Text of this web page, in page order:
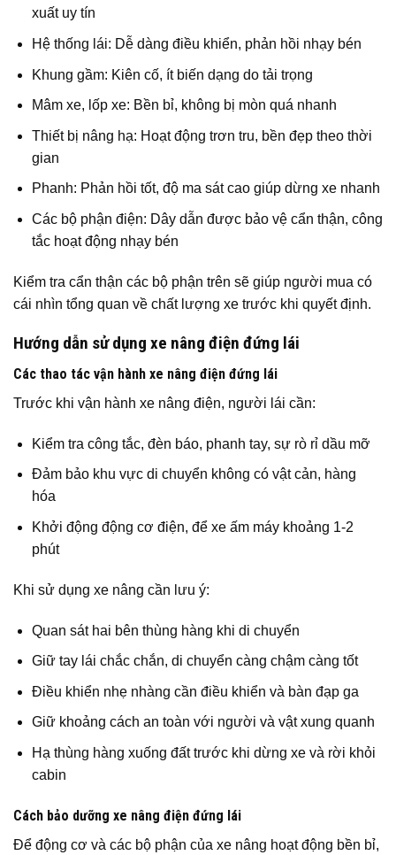
xuất uy tín
Hệ thống lái: Dễ dàng điều khiển, phản hồi nhạy bén
Khung gầm: Kiên cố, ít biến dạng do tải trọng
Mâm xe, lốp xe: Bền bỉ, không bị mòn quá nhanh
Thiết bị nâng hạ: Hoạt động trơn tru, bền đẹp theo thời
gian
Phanh: Phản hồi tốt, độ ma sát cao giúp dừng xe nhanh
Các bộ phận điện: Dây dẫn được bảo vệ cẩn thận, công
tắc hoạt động nhạy bén
Kiểm tra cẩn thận các bộ phận trên sẽ giúp người mua có
cái nhìn tổng quan về chất lượng xe trước khi quyết định.
Hướng dẫn sử dụng xe nâng điện đứng lái
Các thao tác vận hành xe nâng điện đứng lái
Trước khi vận hành xe nâng điện, người lái cần:
Kiểm tra công tắc, đèn báo, phanh tay, sự rò rỉ dầu mỡ
Đảm bảo khu vực di chuyển không có vật cản, hàng
hóa
Khởi động động cơ điện, để xe ấm máy khoảng 1-2
phút
Khi sử dụng xe nâng cần lưu ý:
Quan sát hai bên thùng hàng khi di chuyển
Giữ tay lái chắc chắn, di chuyển càng chậm càng tốt
Điều khiển nhẹ nhàng cần điều khiển và bàn đạp ga
Giữ khoảng cách an toàn với người và vật xung quanh
Hạ thùng hàng xuống đất trước khi dừng xe và rời khỏi
cabin
Cách bảo dưỡng xe nâng điện đứng lái
Để động cơ và các bộ phận của xe nâng hoạt động bền bỉ,